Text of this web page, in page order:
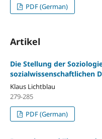
PDF (German)
Artikel
Die Stellung der
sozialwissenschaftlichen
Klaus Lichtblau
279-285
PDF (German)